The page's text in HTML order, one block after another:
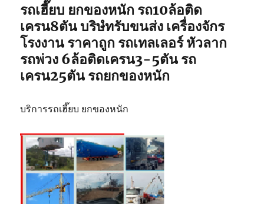
5ตัน
รถเฮี๊ยบ ยกของหนัก รถ10ล้อติด
เครน8ตัน บริษํทรับขนส่ง เครื่องจักร
โรงงาน ราคาถูก รถเทลเลอร์ หัวลาก
รถพ่วง 6ล้อติดเครน3-5ตัน รถ
เครน25ตัน รถยกของหนัก
บริการรถเฮี๊ยบ ยกของหนัก